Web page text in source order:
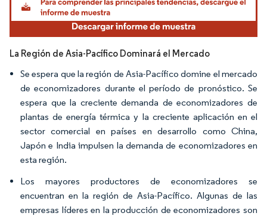
La Región de Asia-Pacífico Dominará el Mercado
Se espera que la región de Asia-Pacífico domine el mercado
de economizadores durante el período de pronóstico. Se
espera que la creciente demanda de economizadores de
plantas de energía térmica y la creciente aplicación en el
sector comercial en países en desarrollo como China,
Japón e India impulsen la demanda de economizadores en
esta región.
Los mayores productores de economizadores se
encuentran en la región de Asia-Pacífico. Algunas de las
empresas líderes en la producción de economizadores son